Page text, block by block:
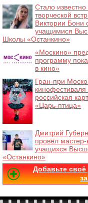
Стало известно
творческой
Виктории Бони
учащимися
Школы «Останкино»
«Москино»
программу
в кино»
Гран-при
кинофестиваля
российская
«Царь-птица»
Дмитрий
провёл мастер-
учащихся
«Останкино»
Добавьте своё